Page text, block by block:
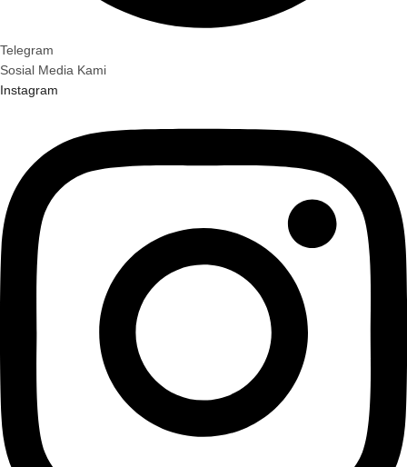
Telegram
Sosial Media Kami
Instagram